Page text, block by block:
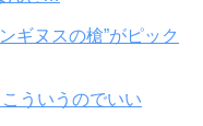
ギヌスの槍”がピック